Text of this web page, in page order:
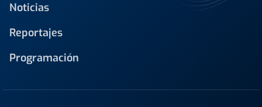
Noticias
Reportajes
Programación